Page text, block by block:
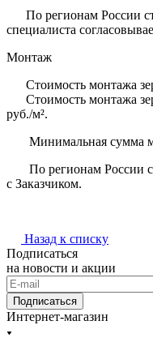
По регионам России
специалиста
Монтаж
Стоимость монтажа
Стоимость монтажа
руб./м².
Минимальная сумма
По регионам России
с Заказчиком.
Назад к списку
Подписаться
на новости и акции
Подписаться
Интернет-магазин